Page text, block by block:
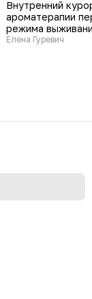
Внутренний
ароматерапии
режима
Елена Гуревич